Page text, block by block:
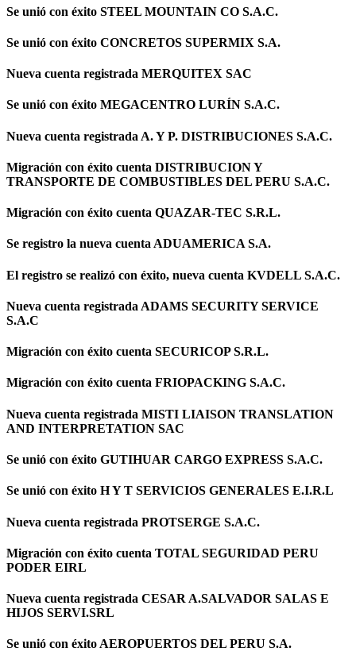
Se unió con éxito STEEL MOUNTAIN CO S.A.C.
Se unió con éxito CONCRETOS SUPERMIX S.A.
Nueva cuenta registrada MERQUITEX SAC
Se unió con éxito MEGACENTRO LURÍN S.A.C.
Nueva cuenta registrada A. Y P. DISTRIBUCIONES S.A.C.
Migración con éxito cuenta DISTRIBUCION Y
TRANSPORTE DE COMBUSTIBLES DEL PERU S.A.C.
Migración con éxito cuenta QUAZAR-TEC S.R.L.
Se registro la nueva cuenta ADUAMERICA S.A.
El registro se realizó con éxito, nueva cuenta KVDELL S.A.C.
Nueva cuenta registrada ADAMS SECURITY SERVICE
S.A.C
Migración con éxito cuenta SECURICOP S.R.L.
Migración con éxito cuenta FRIOPACKING S.A.C.
Nueva cuenta registrada MISTI LIAISON TRANSLATION
AND INTERPRETATION SAC
Se unió con éxito GUTIHUAR CARGO EXPRESS S.A.C.
Se unió con éxito H Y T SERVICIOS GENERALES E.I.R.L
Nueva cuenta registrada PROTSERGE S.A.C.
Migración con éxito cuenta TOTAL SEGURIDAD PERU
PODER EIRL
Nueva cuenta registrada CESAR A.SALVADOR SALAS E
HIJOS SERVI.SRL
Se unió con éxito AEROPUERTOS DEL PERU S.A.